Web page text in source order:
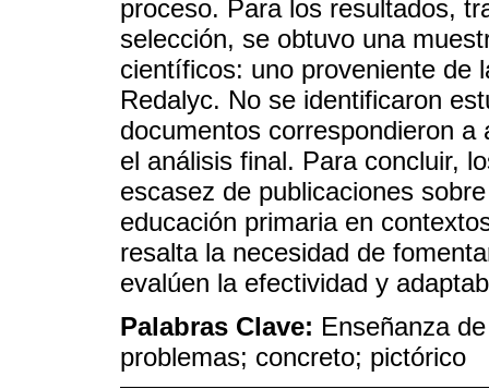
proceso. Para los resultados,
selección, se obtuvo una
científicos: uno proveniente de
Redalyc. No se identificaron
documentos correspondieron
el análisis final. Para concluir,
escasez de publicaciones
educación primaria en
resalta la necesidad de
evalúen la efectividad y
Palabras Clave: Enseñanza
problemas; concreto; pictórico